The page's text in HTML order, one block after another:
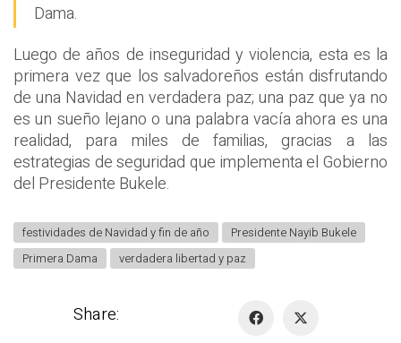
Dama.
Luego de años de inseguridad y violencia, esta es la
primera vez que los salvadoreños están disfrutando
de una Navidad en verdadera paz; una paz que ya no
es un sueño lejano o una palabra vacía ahora es una
realidad, para miles de familias, gracias a las
estrategias de seguridad que implementa el Gobierno
del Presidente Bukele.
festividades de Navidad y fin de año
Presidente Nayib Bukele
Primera Dama
verdadera libertad y paz
Share: